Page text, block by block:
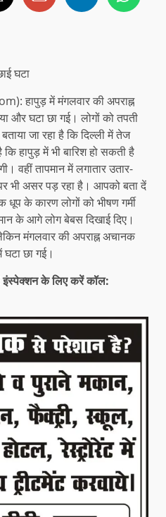
घटा
हापुड़ में मंगलवार की अपराह्न
और घटा छा गई। लोगों को तपती
जा रहा है कि दिल्ली में तेज
हापुड़ में भी बारिश हो सकती है
वहीं तापमान में लगातार उतार-
भी असर पड़ रहा है। आपको बता दें
के कारण लोगों को भीषण गर्मी
के आगे लोग बेबस दिखाई दिए।
मंगलवार की अपराह्न अचानक
छा गई।
इंस्पेक्शन के लिए करें कॉल: